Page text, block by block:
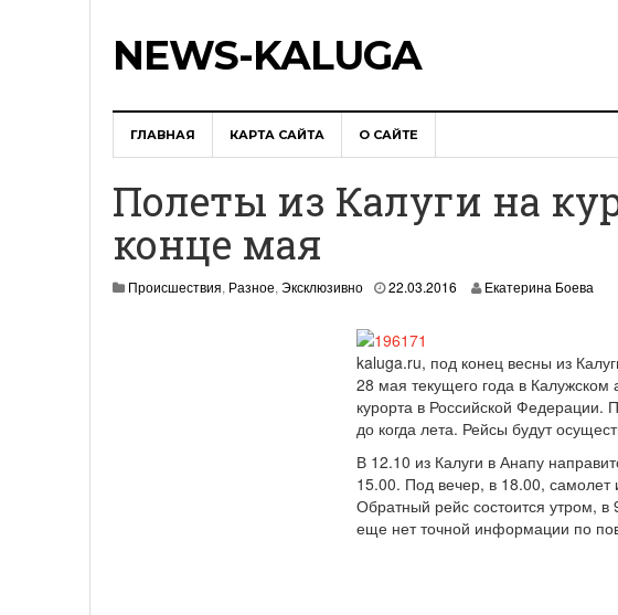
NEWS-KALUGA
ГЛАВНАЯ КАРТА САЙТА О САЙТЕ
Полеты из Калуги на
конце мая
Происшествия, Разное, Эксклюзивно 22.03.2016
3
.
0
1
Екатерина Боева
kaluga.ru, под конец весны из
28 мая текущего года в
курорта в Российской
до когда лета. Рейсы будут
В 12.10 из Калуги в Анапу
15.00. Под вечер, в 18.00,
Обратный рейс состоится утром,
еще нет точной информации по